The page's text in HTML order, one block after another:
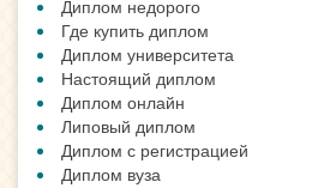
Диплом недорого
Где купить диплом
Диплом университета
Настоящий диплом
Диплом онлайн
Липовый диплом
Диплом с регистрацией
Диплом вуза